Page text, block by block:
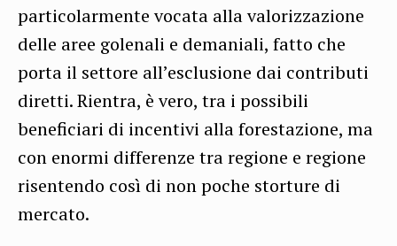
particolarmente vocata alla valorizzazione
delle aree golenali e demaniali, fatto che
porta il settore all’esclusione dai contributi
diretti. Rientra, è vero, tra i possibili
beneficiari di incentivi alla forestazione, ma
con enormi differenze tra regione e regione
risentendo così di non poche storture di
mercato.